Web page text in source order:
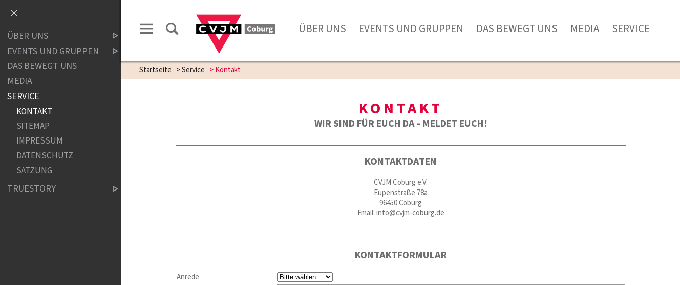
ÜBER UNS EVENTS UND GRUPPEN DAS BEWEGT UNS MEDIA SERVICE
Startseite >Service >Kontakt
KONTAKT
WIR SIND FÜR EUCH DA - MELDET EUCH!
KONTAKTDATEN
CVJM Coburg e.V.
Eupenstraße 78a
96450 Coburg
Email:info@cvjm-coburg.de
KONTAKTFORMULAR
Anrede
ÜBER UNS
EVENTS UND GRUPPEN
DAS BEWEGT UNS
MEDIA
SERVICE
KONTAKT
SITEMAP
IMPRESSUM
DATENSCHUTZ
SATZUNG
TRUESTORY